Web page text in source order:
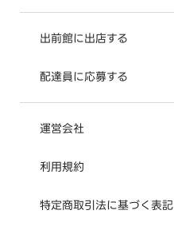
出前館に出店する
配達員に応募する
運営会社
利用規約
特定商取引法に基づく表記